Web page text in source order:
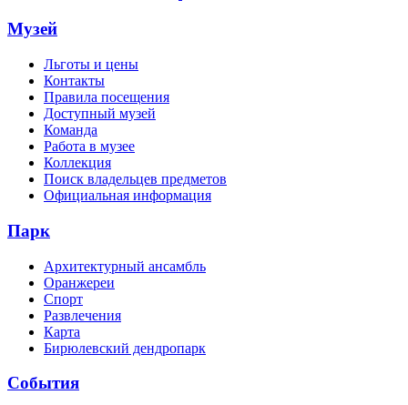
Музей
Льготы и цены
Контакты
Правила посещения
Доступный музей
Команда
Работа в музее
Коллекция
Поиск владельцев предметов
Официальная информация
Парк
Архитектурный ансамбль
Оранжереи
Спорт
Развлечения
Карта
Бирюлевский дендропарк
События